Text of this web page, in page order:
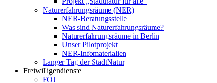
Naturerfahrungsräume (NER)
NER-Beratungsstelle
Was sind Naturerfahrungsräume?
Naturerfahrungsräume in Berlin
Unser Pilotprojekt
NER-Infomaterialien
Langer Tag der StadtNatur
Freiwilligendienste
FÖJ